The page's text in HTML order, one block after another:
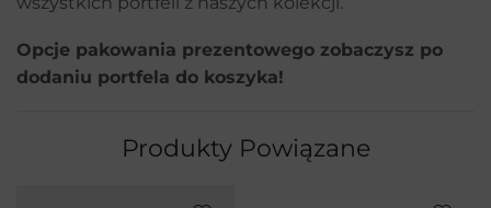
Opcje pakowania prezentowego zobaczysz po
dodaniu portfela do koszyka!
Produkty Powiązane